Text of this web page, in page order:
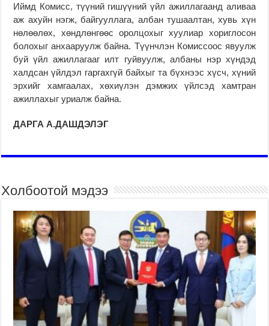
Иймд Комисс, түүний гишүүний үйл ажиллагаанд аливаа
аж ахуйн нэгж, байгууллага, албан тушаалтан, хувь хүн
нөлөөлөх, хөндлөнгөөс оролцохыг хуулиар хориглосон
болохыг анхааруулж байна. Түүнчлэн Комиссоос явуулж
буй үйл ажиллагааг илт гуйвуулж, албаны нэр хүндэд
халдсан үйлдэл гаргахгүй байхыг та бүхнээс хүсч, хүний
эрхийг хамгаалах, хөхиүлэн дэмжих үйлсэд хамтран
ажиллахыг уриалж байна.
ДАРГА А.ДАШДЭЛЭГ
Холбоотой мэдээ